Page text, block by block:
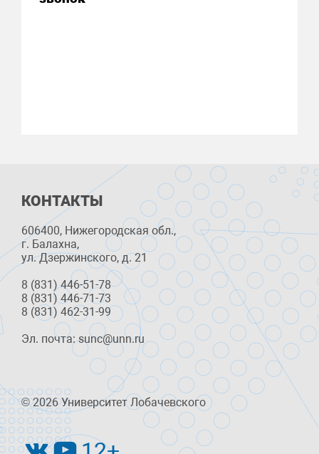
КОНТАКТЫ
606400, Нижегородская обл.,
г. Балахна,
ул. Дзержинского, д. 21
8 (831) 446-51-78
8 (831) 446-71-73
8 (831) 462-31-99
Эл. почта: sunc@unn.ru
© 2026 Университет Лобачевского